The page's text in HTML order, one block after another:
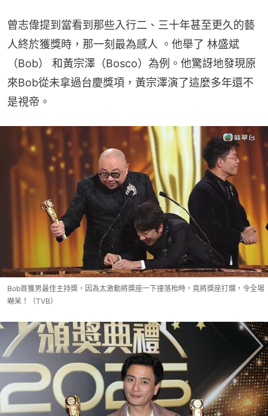
曾志偉提到當看到那些入行二、三十年甚至更久的藝
人終於獲獎時，那一刻最為感人 。他舉了 林盛斌
（Bob） 和黃宗澤（Bosco）為例。他驚訝地發現原
來Bob從未拿過台慶獎項，黃宗澤演了這麼多年還不
是視帝。
Bob首獲男最佳主持獎，因為太激動將獎座一下撞落枱時，竟將獎座打爛，令全場
嚇呆！（TVB）